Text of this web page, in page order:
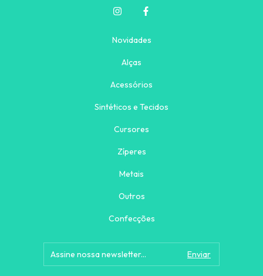
Novidades
Alças
Acessórios
Sintéticos e Tecidos
Cursores
Zíperes
Metais
Outros
Confecções